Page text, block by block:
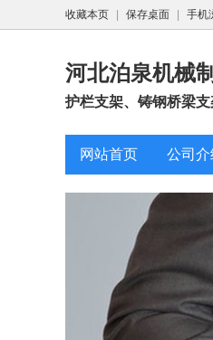
收藏本页 保存桌面 手机
河北泊泉机械
护栏支架、铸钢桥梁
网站首页 公司介